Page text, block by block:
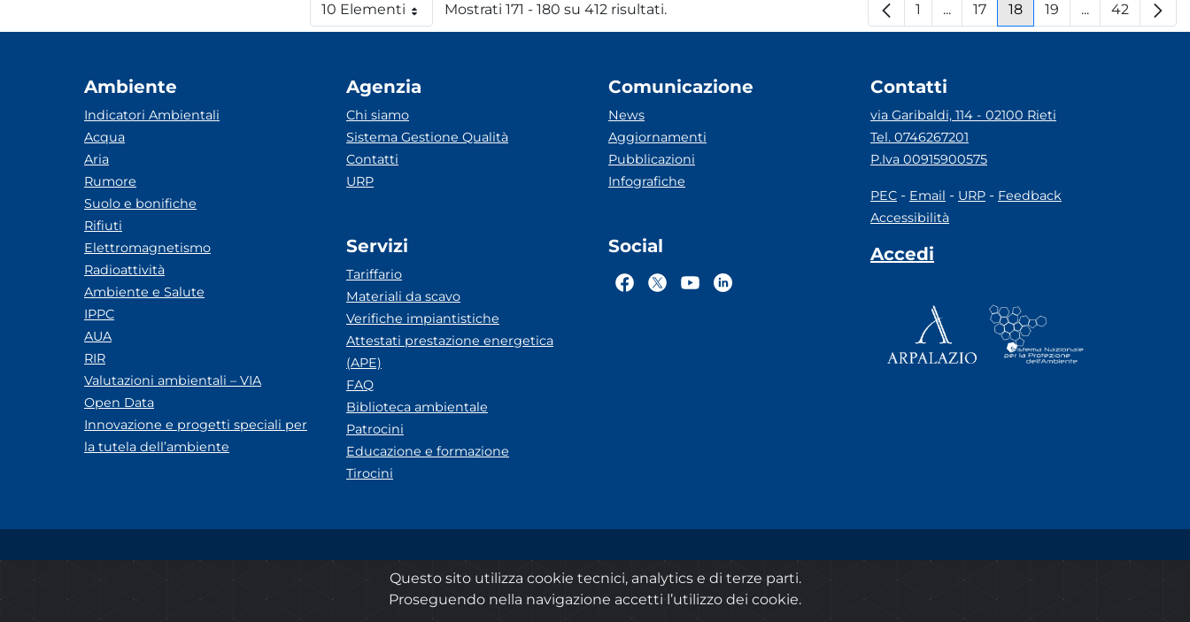
10 ElementiPer paginaMostrati 171 - 180 su 412 risultati. Pagina
1 ...Pagine intermedie
Pagina
17 Pagina
18 Pagina
19 ...PaginePagina
42
Ambiente
Indicatori Ambientali
Acqua
Aria
Rumore
Suolo e bonifiche
Rifiuti
Elettromagnetismo
Radioattività
Ambiente e Salute
IPPC
AUA
RIR
Valutazioni ambientali – VIA
Open Data
Innovazione e progetti speciali per
la tutela dell’ambiente
Agenzia
Chi siamo
Sistema Gestione Qualità
Contatti
URP
Servizi
Tariffario
Materiali da scavo
Verifiche impiantistiche
Attestati prestazione energetica
(APE)
FAQ
Biblioteca ambientale
Patrocini
Educazione e formazione
Tirocini
Comunicazione
News
Aggiornamenti
Pubblicazioni
Infografiche
Social
Contatti
via Garibaldi, 114 - 02100 Rieti
Tel. 0746267201
P.Iva 00915900575
PEC - Email - URP - Feedback
Accessibilità
Accedi
Questo sito utilizza cookie tecnici, analytics e di terze parti.
Proseguendo nella navigazione accetti l’utilizzo dei cookie.